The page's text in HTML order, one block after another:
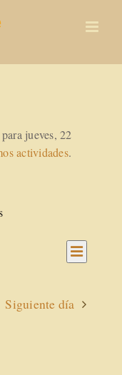
jueves, 22
actividades.
de
Día
Siguiente día